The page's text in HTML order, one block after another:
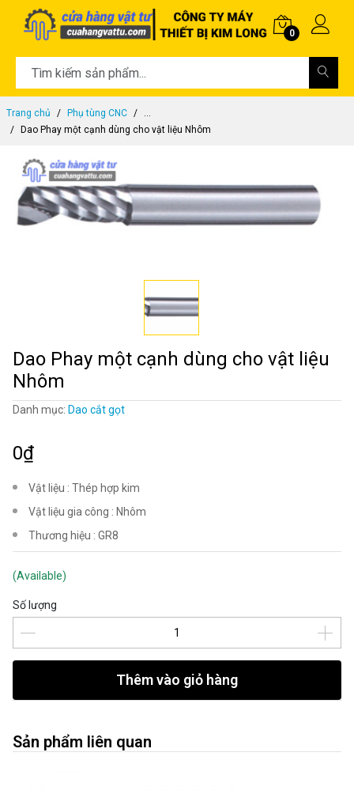
0
Trang chủ Phụ tùng CNC
...
Dao Phay một cạnh dùng cho vật liệu Nhôm
Dao Phay một cạnh dùng cho vật liệu
Nhôm
Danh mục: Dao cắt gọt
0₫
Vật liệu : Thép hợp kim
Vật liệu gia công : Nhôm
Thương hiệu : GR8
(Available)
Số lượng
Thêm vào giỏ hàng
Sản phẩm liên quan